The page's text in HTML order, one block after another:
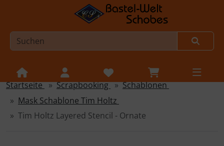
Sprungnavigation
Springe zur Navigation
Springe zum Inhalt
Startseite Scrapbooking
Schablonen
Mask Schablone Tim Holtz
Tim Holtz Layered Stencil - Ornate